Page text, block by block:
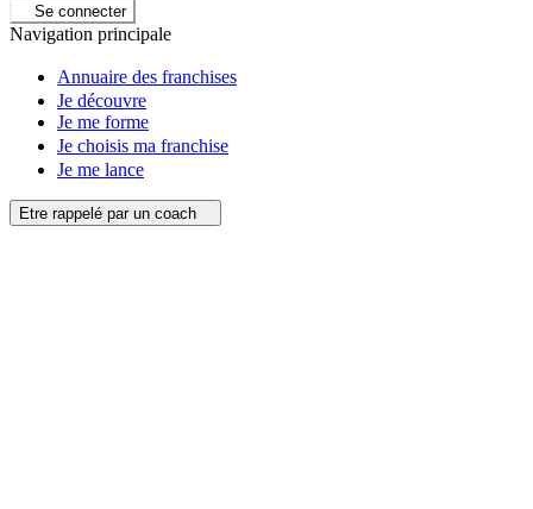
Se connecter
Navigation principale
Annuaire des franchises
Je découvre
Je me forme
Je choisis ma franchise
Je me lance
Etre rappelé par un coach